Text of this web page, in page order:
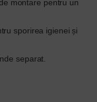
montare pentru un
sporirea igienei și
separat.